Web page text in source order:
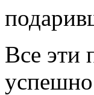
Все эти